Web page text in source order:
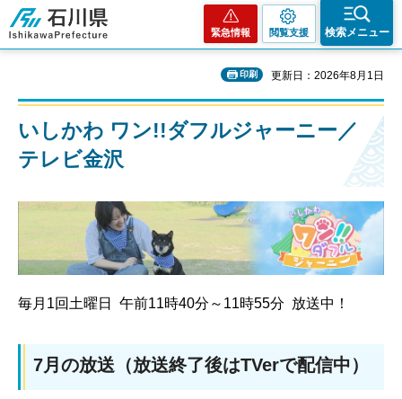
石川県
緊急情報 閲覧支援 検索メニュー
印刷 更新日：2026年8月1日
いしかわ ワン!!ダフルジャーニー／
テレビ金沢
毎月1回土曜日 午前11時40分～11時55分 放送中！
7月の放送（放送終了後はTVerで配信中）